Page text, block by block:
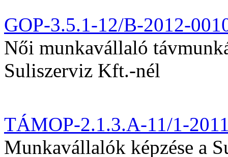
GOP-3.5.1-12/B-2012-
Női munkavállaló
Suliszerviz Kft.-nél
TÁMOP-2.1.3.A-11/1-
Munkavállalók képzése a